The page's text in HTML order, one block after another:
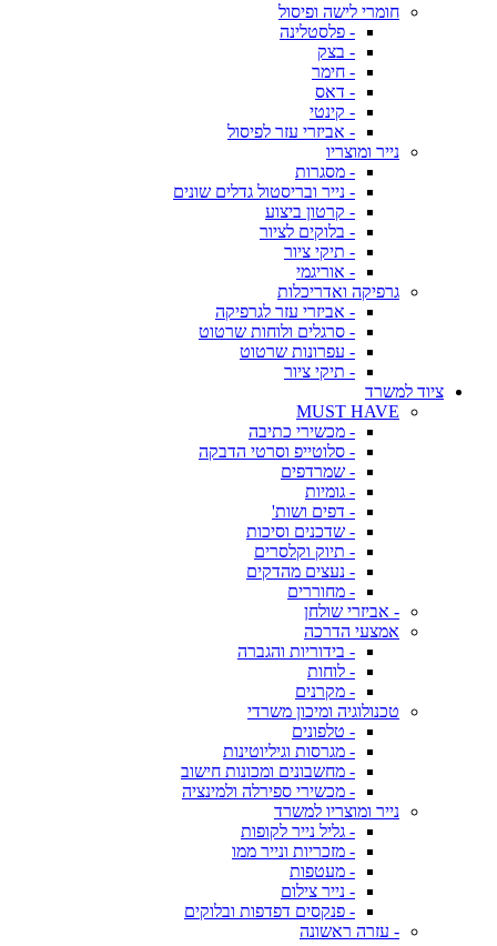
חומרי לישה ופיסול
- פלסטלינה
- בצק
- חימר
- דאס
- קינטי
- אביזרי עזר לפיסול
נייר ומוצריו
- מסגרות
- נייר ובריסטול גדלים שונים
- קרטון ביצוע
- בלוקים לציור
- תיקי ציור
- אוריגמי
גרפיקה ואדריכלות
- אביזרי עזר לגרפיקה
- סרגלים ולוחות שרטוט
- עפרונות שרטוט
- תיקי ציור
ציוד למשרד
MUST HAVE
- מכשירי כתיבה
- סלוטייפ וסרטי הדבקה
- שמרדפים
- גומיות
- דפים ושות'
- שדכנים וסיכות
- תיוק וקלסרים
- נעצים מהדקים
- מחוררים
- אביזרי שולחן
אמצעי הדרכה
- בידוריות והגברה
- לוחות
- מקרנים
טכנולוגיה ומיכון משרדי
- טלפונים
- מגרסות וגיליוטינות
- מחשבונים ומכונות חישוב
- מכשירי ספירלה ולמינציה
נייר ומוצריו למשרד
- גליל נייר לקופות
- מזכריות ונייר ממו
- מעטפות
- נייר צילום
- פנקסים דפדפות ובלוקים
- עזרה ראשונה